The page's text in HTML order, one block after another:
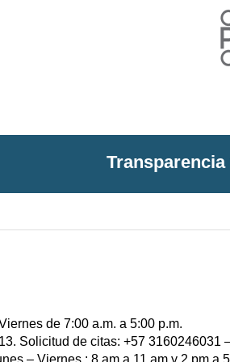
de 7:00 a.m. a 5:00 p.m.
Solicitud de citas: +57 3160246031
– Viernes : 8 am a 11 am y 2 pm a